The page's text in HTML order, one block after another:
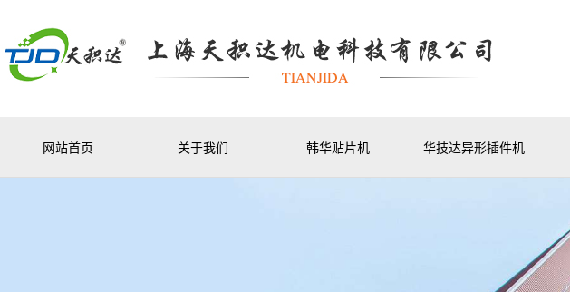
网站首页 关于我们 韩华贴片机 华技达异形插件机